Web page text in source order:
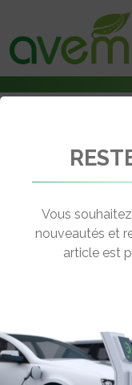
En Mayenne, des
← Revenir aux
DIESEL
POUR ALÉOP
Vous
nouveautés et
article est